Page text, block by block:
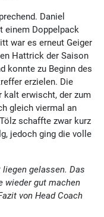
Daniel
einem Doppelpack
war es erneut Geiger
Hattrick der Saison
konnte zu Beginn des
erzielen. Die
kalt erwischt, der zum
gleich viermal an
schaffte zwar kurz
jedoch ging die volle
gelassen. Das
wieder gut machen
von Head Coach